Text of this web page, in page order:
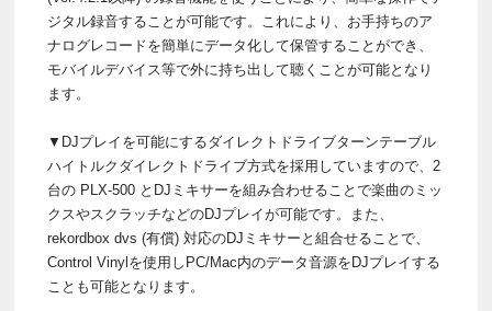
ジタル録音することが可能です。これにより、お手持ちのア
ナログレコードを簡単にデータ化して保管することができ、
モバイルデバイス等で外に持ち出して聴くことが可能となり
ます。
▼DJプレイを可能にするダイレクトドライブターンテーブル
ハイトルクダイレクトドライブ方式を採用していますので、2
台の PLX-500 とDJミキサーを組み合わせることで楽曲のミッ
クスやスクラッチなどのDJプレイが可能です。また、
rekordbox dvs (有償) 対応のDJミキサーと組合せることで、
Control Vinylを使用しPC/Mac内のデータ音源をDJプレイする
ことも可能となります。